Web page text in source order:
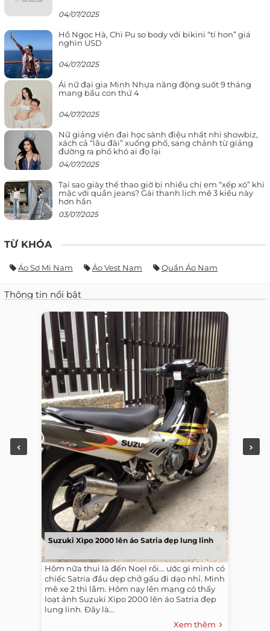
04/07/2025
Hồ Ngọc Hà, Chi Pu so body với bikini “tí hon” giá
nghìn USD
04/07/2025
Ái nữ đại gia Minh Nhựa năng động suốt 9 tháng
mang bầu con thứ 4
04/07/2025
Nữ giảng viên đại học sành điệu nhất nhì showbiz,
xách cả “lâu đài” xuống phố, sang chảnh từ giảng
đường ra phố khó ai đọ lại
04/07/2025
Tại sao giày thể thao giờ bị nhiều chị em “xếp xó” khi
mặc với quần jeans? Gái thanh lịch mê 3 kiểu này
hơn hẳn
03/07/2025
TỪ KHÓA
Áo Sơ Mi Nam Áo Vest Nam Quần Áo Nam
Thông tin nổi bật
Suzuki Xìpo 2000 lên áo Satria đẹp lung linh
Hôm nữa thui là đến Noel rồi... ước gì mình có
chiếc Satria đầu dẹp chở gấu đi dạo nhỉ. Mình
mê xe 2 thì lắm. Hôm nay lên mạng có thấy
loạt ảnh Suzuki Xìpo 2000 lên áo Satria đẹp
lung linh. Đây là...
Xem thêm